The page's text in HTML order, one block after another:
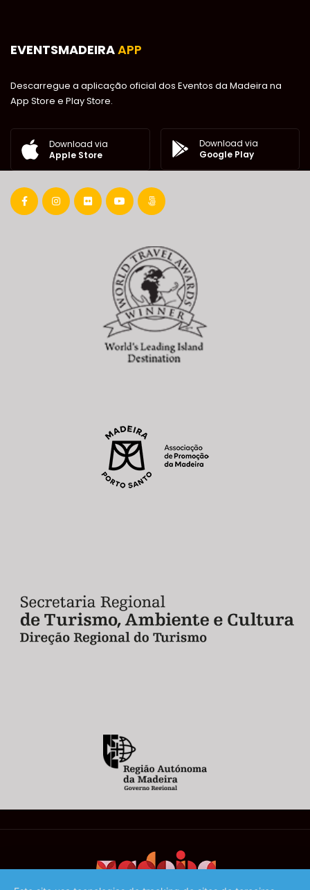
EVENTSMADEIRAAPP
Descarregue a aplicação oficial dos Eventos da Madeira na
App Store e Play Store.
Download via
Apple Store
Download via
Google Play